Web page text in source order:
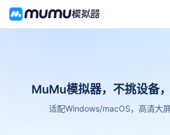
MuMu模拟器，不挑设备，
适配Windows/macOS，高清大